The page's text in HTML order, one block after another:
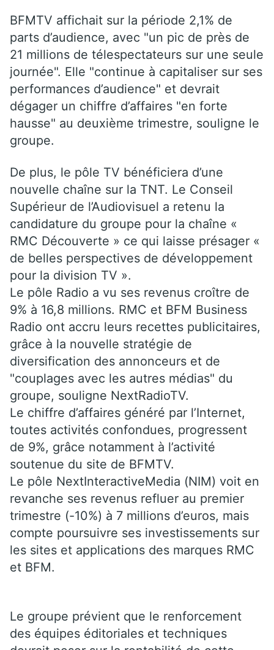
BFMTV affichait sur la période 2,1% de
parts d’audience, avec "un pic de près de
21 millions de télespectateurs sur une seule
journée". Elle "continue à capitaliser sur ses
performances d’audience" et devrait
dégager un chiffre d’affaires "en forte
hausse" au deuxième trimestre, souligne le
groupe.
De plus, le pôle TV bénéficiera d’une
nouvelle chaîne sur la TNT. Le Conseil
Supérieur de l’Audiovisuel a retenu la
candidature du groupe pour la chaîne «
RMC Découverte » ce qui laisse présager «
de belles perspectives de développement
pour la division TV ».
Le pôle Radio a vu ses revenus croître de
9% à 16,8 millions. RMC et BFM Business
Radio ont accru leurs recettes publicitaires,
grâce à la nouvelle stratégie de
diversification des annonceurs et de
"couplages avec les autres médias" du
groupe, souligne NextRadioTV.
Le chiffre d’affaires généré par l’Internet,
toutes activités confondues, progressent
de 9%, grâce notamment à l’activité
soutenue du site de BFMTV.
Le pôle NextInteractiveMedia (NIM) voit en
revanche ses revenus refluer au premier
trimestre (-10%) à 7 millions d’euros, mais
compte poursuivre ses investissements sur
les sites et applications des marques RMC
et BFM.
Le groupe prévient que le renforcement
des équipes éditoriales et techniques